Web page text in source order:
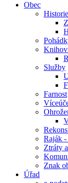
Obec
Historie
Služby
Farnost
Raják -
Ztráty
Znak
Úřad